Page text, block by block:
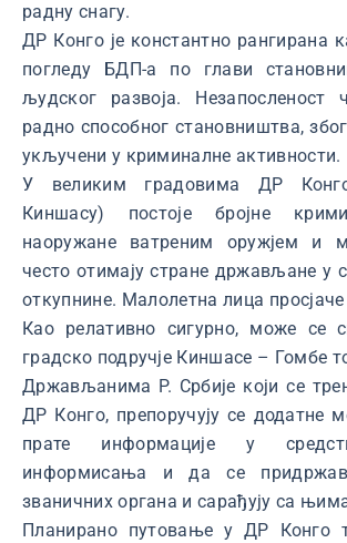
радну снагу.
ДР Конго је константно рангирана
погледу БДП-а по глави
људског развоја. Незапосленост
радно способног становништва,
укључени у криминалне активности.
У великим градовима ДР Конго
Киншасу) постоје бројне
наоружане ватреним оружјем и
често отимају стране држављане у
откупнине. Малолетна лица
Као релативно сигурно, може се
градско подручје Киншасе – Гомбе
Држављанима Р. Србије који се
ДР Конго, препоручују се додатне
прате информације у
информисања и да се
званичних органа и сарађују са
Планирано путовање у ДР Конго